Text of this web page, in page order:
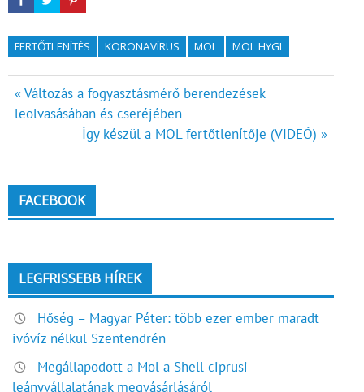
FERTŐTLENÍTÉS KORONAVÍRUS MOL MOL HYGI
Bejegyzés
navigáció
« Változás a fogyasztásmérő berendezések
leolvasásában és cseréjében
Így készül a MOL fertőtlenítője (VIDEÓ) »
FACEBOOK
LEGFRISSEBB HÍREK
Hőség – Magyar Péter: több ezer ember maradt
ivóvíz nélkül Szentendrén
Megállapodott a Mol a Shell ciprusi
leányvállalatának megvásárlásáról